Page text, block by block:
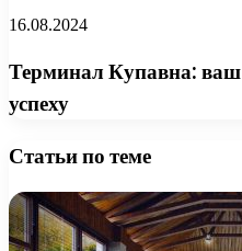
16.08.2024
Терминал Купавна:
успеху
Статьи по теме